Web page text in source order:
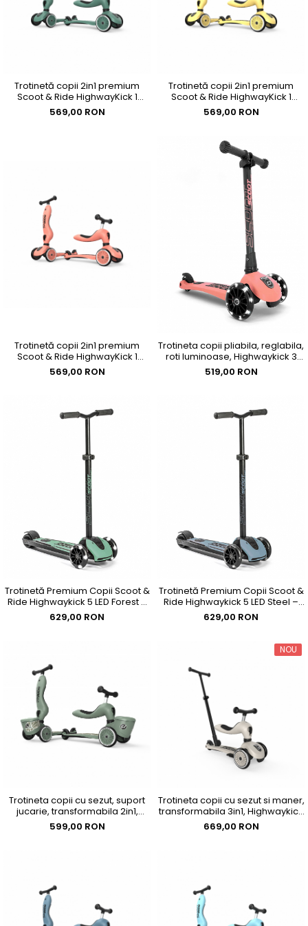
Trotinetă copii 2in1 premium
Scoot & Ride HighwayKick 1
Forest, cu șezut, sistem anti-
răsturnare, reglabilă 1–5 ani
569,00 RON
Trotinetă copii 2in1 premium
Scoot & Ride HighwayKick 1
Lemon, cu șezut, sistem anti-
răsturnare, reglabilă 1–5 ani
569,00 RON
Trotinetă copii 2in1 premium
Scoot & Ride HighwayKick 1
Peach, cu șezut, sistem anti-
răsturnare, reglabilă 1–5 ani
569,00 RON
Trotineta copii pliabila, reglabila,
roti luminoase, Highwaykick 3
Led Peach, 3-6 ani, pana la 50
kg, Scoot & Ride
519,00 RON
Trotinetă Premium Copii Scoot &
Ride Highwaykick 5 LED Forest –
Reglabilă, Roți Luminoase, 5
Ani+, până la 80 kg
629,00 RON
Trotinetă Premium Copii Scoot &
Ride Highwaykick 5 LED Steel –
Reglabilă, Roți Luminoase, 5
Ani+, până la 80 kg
629,00 RON
Trotineta copii cu sezut, suport
jucarie, transformabila 2in1,
HighwayKick 1 Lifestyle
Greenlines, 1-5 ani, pana la 50
599,00 RON
NOU
Trotineta copii cu sezut si maner,
transformabila 3in1, Highwaykick
1 Push and Go Ash, 1-5 ani, pana
la 50 kg, Scoot & Ride
669,00 RON